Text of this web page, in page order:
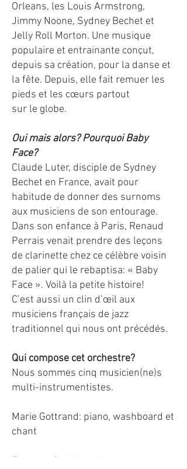
Orleans, les Louis Armstrong,
Jimmy Noone, Sydney Bechet et
Jelly Roll Morton. Une musique
populaire et entrainante conçut,
depuis sa création, pour la danse et
la fête. Depuis, elle fait remuer les
pieds et les cœurs partout
sur le globe.
Oui mais alors? Pourquoi Baby
Face?
Claude Luter, disciple de Sydney
Bechet en France, avait pour
habitude de donner des surnoms
aux musiciens de son entourage.
Dans son enfance à Paris, Renaud
Perrais venait prendre des leçons
de clarinette chez ce célèbre voisin
de palier qui le rebaptisa: « Baby
Face ». Voilà la petite histoire!
C’est aussi un clin d’œil aux
musiciens français de jazz
traditionnel qui nous ont précédés.
Qui compose cet orchestre?
Nous sommes cinq musicien(ne)s
multi-instrumentistes.
Marie Gottrand: piano, washboard et
chant